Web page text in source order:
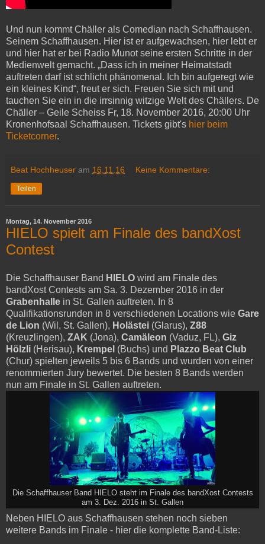
Und nun kommt Chäller als Comedian nach Schaffhausen.
Seinem Schaffhausen. Hier ist er aufgewachsen, hier lebt er
und hier hat er bei Radio Munot seine ersten Schritte in der
Medienwelt gemacht. „Dass ich in meiner Heimatstadt
auftreten darf ist schlicht phänomenal. Ich bin aufgeregt wie
ein kleines Kind“, freut er sich. Freuen Sie sich mit und
tauchen Sie ein in die irrsinnig witzige Welt des Chällers. De
Chäller – Geile Scheiss Fr, 18. November 2016, 20:00 Uhr
Kronenhofsaal Schaffhausen. Tickets gibt's hier beim
Ticketcorner.
Beat Hochheuser am 16.11.16 Keine Kommentare:
Teilen
Montag, 14. November 2016
HIELO spielt am Finale des bandXost
Contest
Die Schaffhauser Band HIELO wird am Finale des
bandXost Contests am Sa. 3. Dezember 2016 in der
Grabenhalle in St. Gallen auftreten. In 8
Qualifikationsrunden in 8 verschiedenen Locations wie Gare
de Lion (Wil, St. Gallen), Holästei (Glarus), Z88
(Kreuzlingen), ZAK (Jona), Camäleon (Vaduz, FL), Giz
Hölzli (Herisau), Krempel (Buchs) und Plazzo Beat Club
(Chur) spielten jeweils 5 bis 6 Bands und wurden von einer
renommierten Jury bewertet. Die besten 8 Bands werden
nun am Finale in St. Gallen auftreten.
Die Schaffhauser Band HIELO steht im Finale des bandXost Contests
am 3. Dez. 2016 in St. Gallen
Neben HIELO aus Schaffhausen stehen noch sieben
weitere Bands im Finale - hier die komplette Band-Liste: